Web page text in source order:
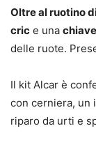
Oltre al ruotino
cric e una
delle ruote.
Il kit Alcar è
con cerniera, un
riparo da urti e